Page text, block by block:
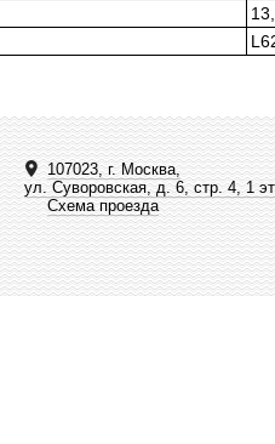
107023, г. Москва,
ул. Суворовская, д. 6, стр. 4, 1
Схема проезда